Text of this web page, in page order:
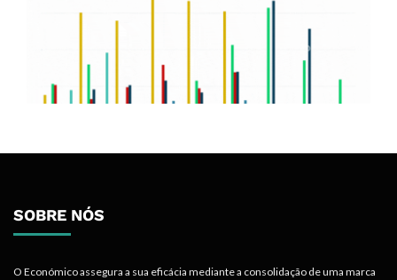
SOBRE NÓS
O Económico assegura a sua eficácia mediante a consolidação de uma marca